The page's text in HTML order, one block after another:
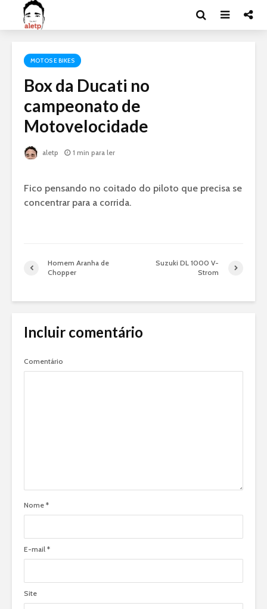
MOTOS E BIKES
Box da Ducati no
campeonato de
Motovelocidade
aletp 1 min para ler
Fico pensando no coitado do piloto que precisa se
concentrar para a corrida.
Homem Aranha de
Chopper
Suzuki DL 1000 V-
Strom
Incluir comentário
Comentário
Nome *
E-mail *
Site